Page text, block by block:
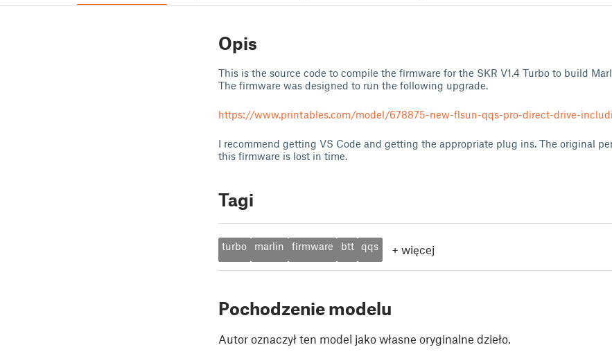
Opis
This is the source code to compile the firmware for the SKR V1.4 Turbo to build
The firmware was designed to run the following upgrade.
https://www.printables.com/model/678875-new-flsun-qqs-pro-direct-drive-
I recommend getting VS Code and getting the appropriate plug ins. The original
this firmware is lost in time.
Tagi
turbo marlin firmware btt qqs + więcej
Pochodzenie modelu
Autor oznaczył ten model jako własne oryginalne dzieło.